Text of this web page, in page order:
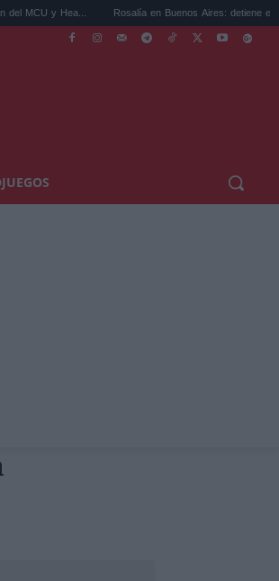
Rosalía en Buenos Aires: detiene el tráfico y se s...